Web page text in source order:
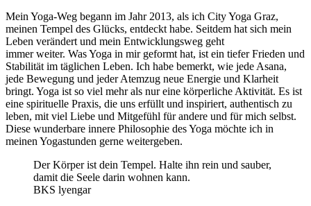
Mein Yoga-Weg begann im Jahr 2013, als ich City Yoga Graz,
meinen Tempel des Glücks, entdeckt habe. Seitdem hat sich mein
Leben verändert und mein Entwicklungsweg geht
immer weiter. Was Yoga in mir geformt hat, ist ein tiefer Frieden und
Stabilität im täglichen Leben. Ich habe bemerkt, wie jede Asana,
jede Bewegung und jeder Atemzug neue Energie und Klarheit
bringt. Yoga ist so viel mehr als nur eine körperliche Aktivität. Es ist
eine spirituelle Praxis, die uns erfüllt und inspiriert, authentisch zu
leben, mit viel Liebe und Mitgefühl für andere und für mich selbst.
Diese wunderbare innere Philosophie des Yoga möchte ich in
meinen Yogastunden gerne weitergeben.
Der Körper ist dein Tempel. Halte ihn rein und sauber,
damit die Seele darin wohnen kann.
BKS lyengar